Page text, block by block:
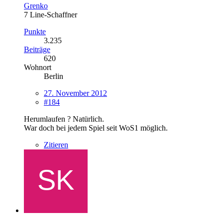
Grenko
7 Line-Schaffner
Punkte
3.235
Beiträge
620
Wohnort
Berlin
27. November 2012
#184
Herumlaufen ? Natürlich.
War doch bei jedem Spiel seit WoS1 möglich.
Zitieren